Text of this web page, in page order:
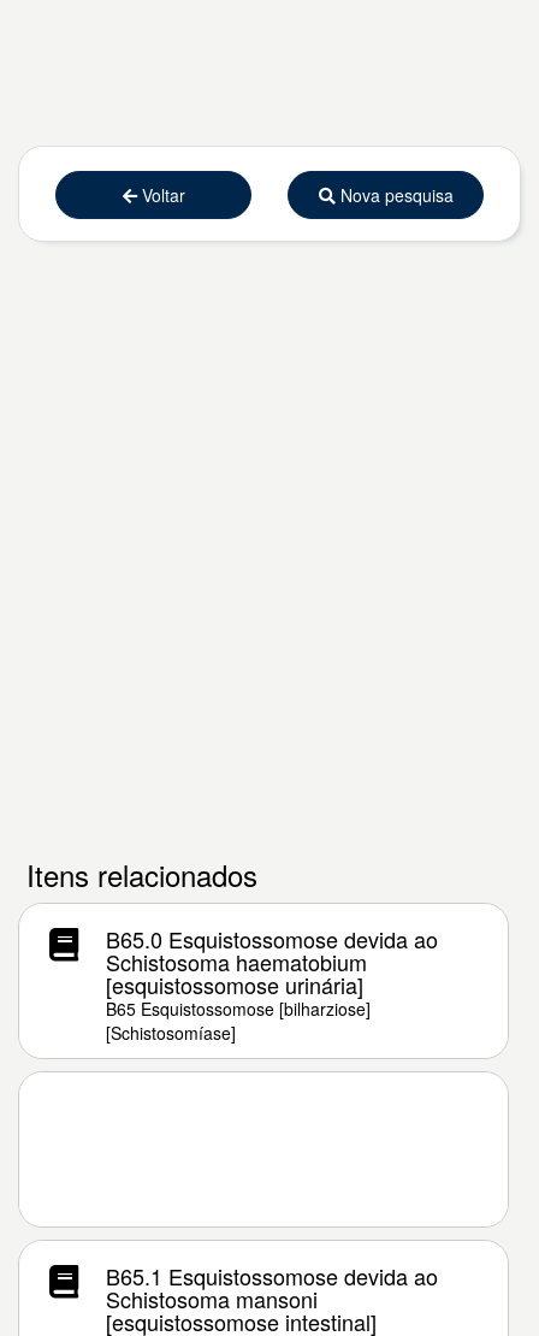
Voltar Nova pesquisa
Itens relacionados
B65.0 Esquistossomose devida ao
Schistosoma haematobium
[esquistossomose urinária]
B65 Esquistossomose [bilharziose]
[Schistosomíase]
B65.1 Esquistossomose devida ao
Schistosoma mansoni
[esquistossomose intestinal]